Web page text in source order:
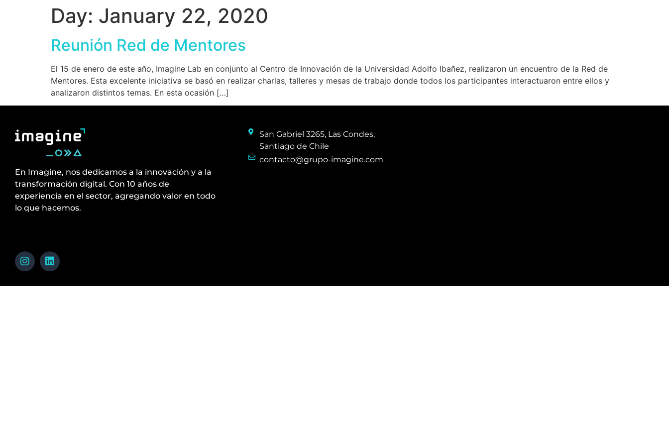
Day: January 22, 2020
Reunión Red de Mentores
El 15 de enero de este año, Imagine Lab en conjunto al Centro de Innovación de la Universidad Adolfo Ibañez, realizaron un encuentro de la Red de
Mentores. Esta excelente iniciativa se basó en realizar charlas, talleres y mesas de trabajo donde todos los participantes interactuaron entre ellos y
analizaron distintos temas. En esta ocasión […]
En Imagine, nos dedicamos a la innovación y a la
transformación digital. Con 10 años de
experiencia en el sector, agregando valor en todo
lo que hacemos.
San Gabriel 3265, Las Condes,
Santiago de Chile
contacto@grupo-imagine.com